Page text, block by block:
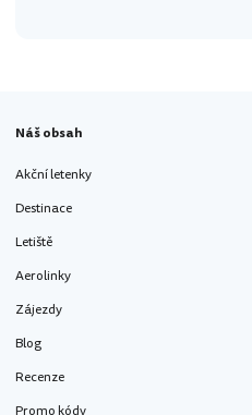
Náš obsah
Akční letenky
Destinace
Letiště
Aerolinky
Zájezdy
Blog
Recenze
Promo kódy